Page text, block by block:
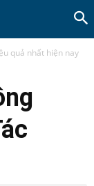
quả nhất hiện nay